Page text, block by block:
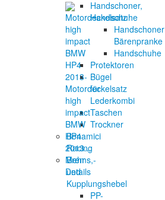
Handschoner,
Handschuhe
Handschoner
Bärenpranke
Handschuhe
Protektoren
Bügel
für
Lederkombi
Taschen
Trockner
Bonamici
Racing
Brems,-
und
Kupplungshebel
PP-
Motordeckelsatz
high
impact
BMW
HP4
2013...
Mehr
Details